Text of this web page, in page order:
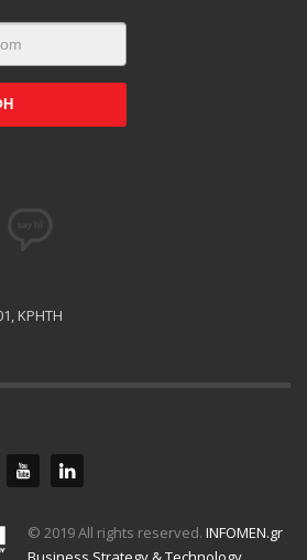
ΚΡΗΤΗ
© 2019 All rights reserved. INFOMEN.gr